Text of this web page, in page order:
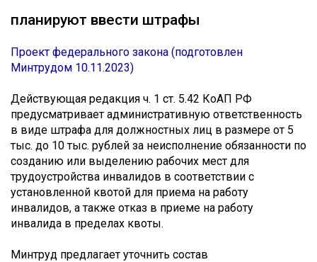
планируют ввести штрафы
Проект федерального закона (подготовлен
Минтрудом 10.11.2023)
Действующая редакция ч. 1 ст. 5.42 КоАП РФ
предусматривает административную ответственность
в виде штрафа для должностных лиц в размере от 5
тыс. до 10 тыс. рублей за неисполнение обязанности по
созданию или выделению рабочих мест для
трудоустройства инвалидов в соответствии с
установленной квотой для приема на работу
инвалидов, а также отказ в приеме на работу
инвалида в пределах квоты.
Минтруд предлагает уточнить состав